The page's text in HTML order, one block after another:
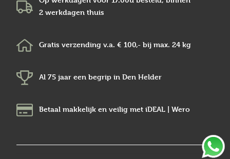
2 werkdagen thuis
Gratis verzending v.a. € 100,- bij max. 24 kg
Al 75 jaar een begrip in Den Helder
Betaal makkelijk en veilig met iDEAL | Wero